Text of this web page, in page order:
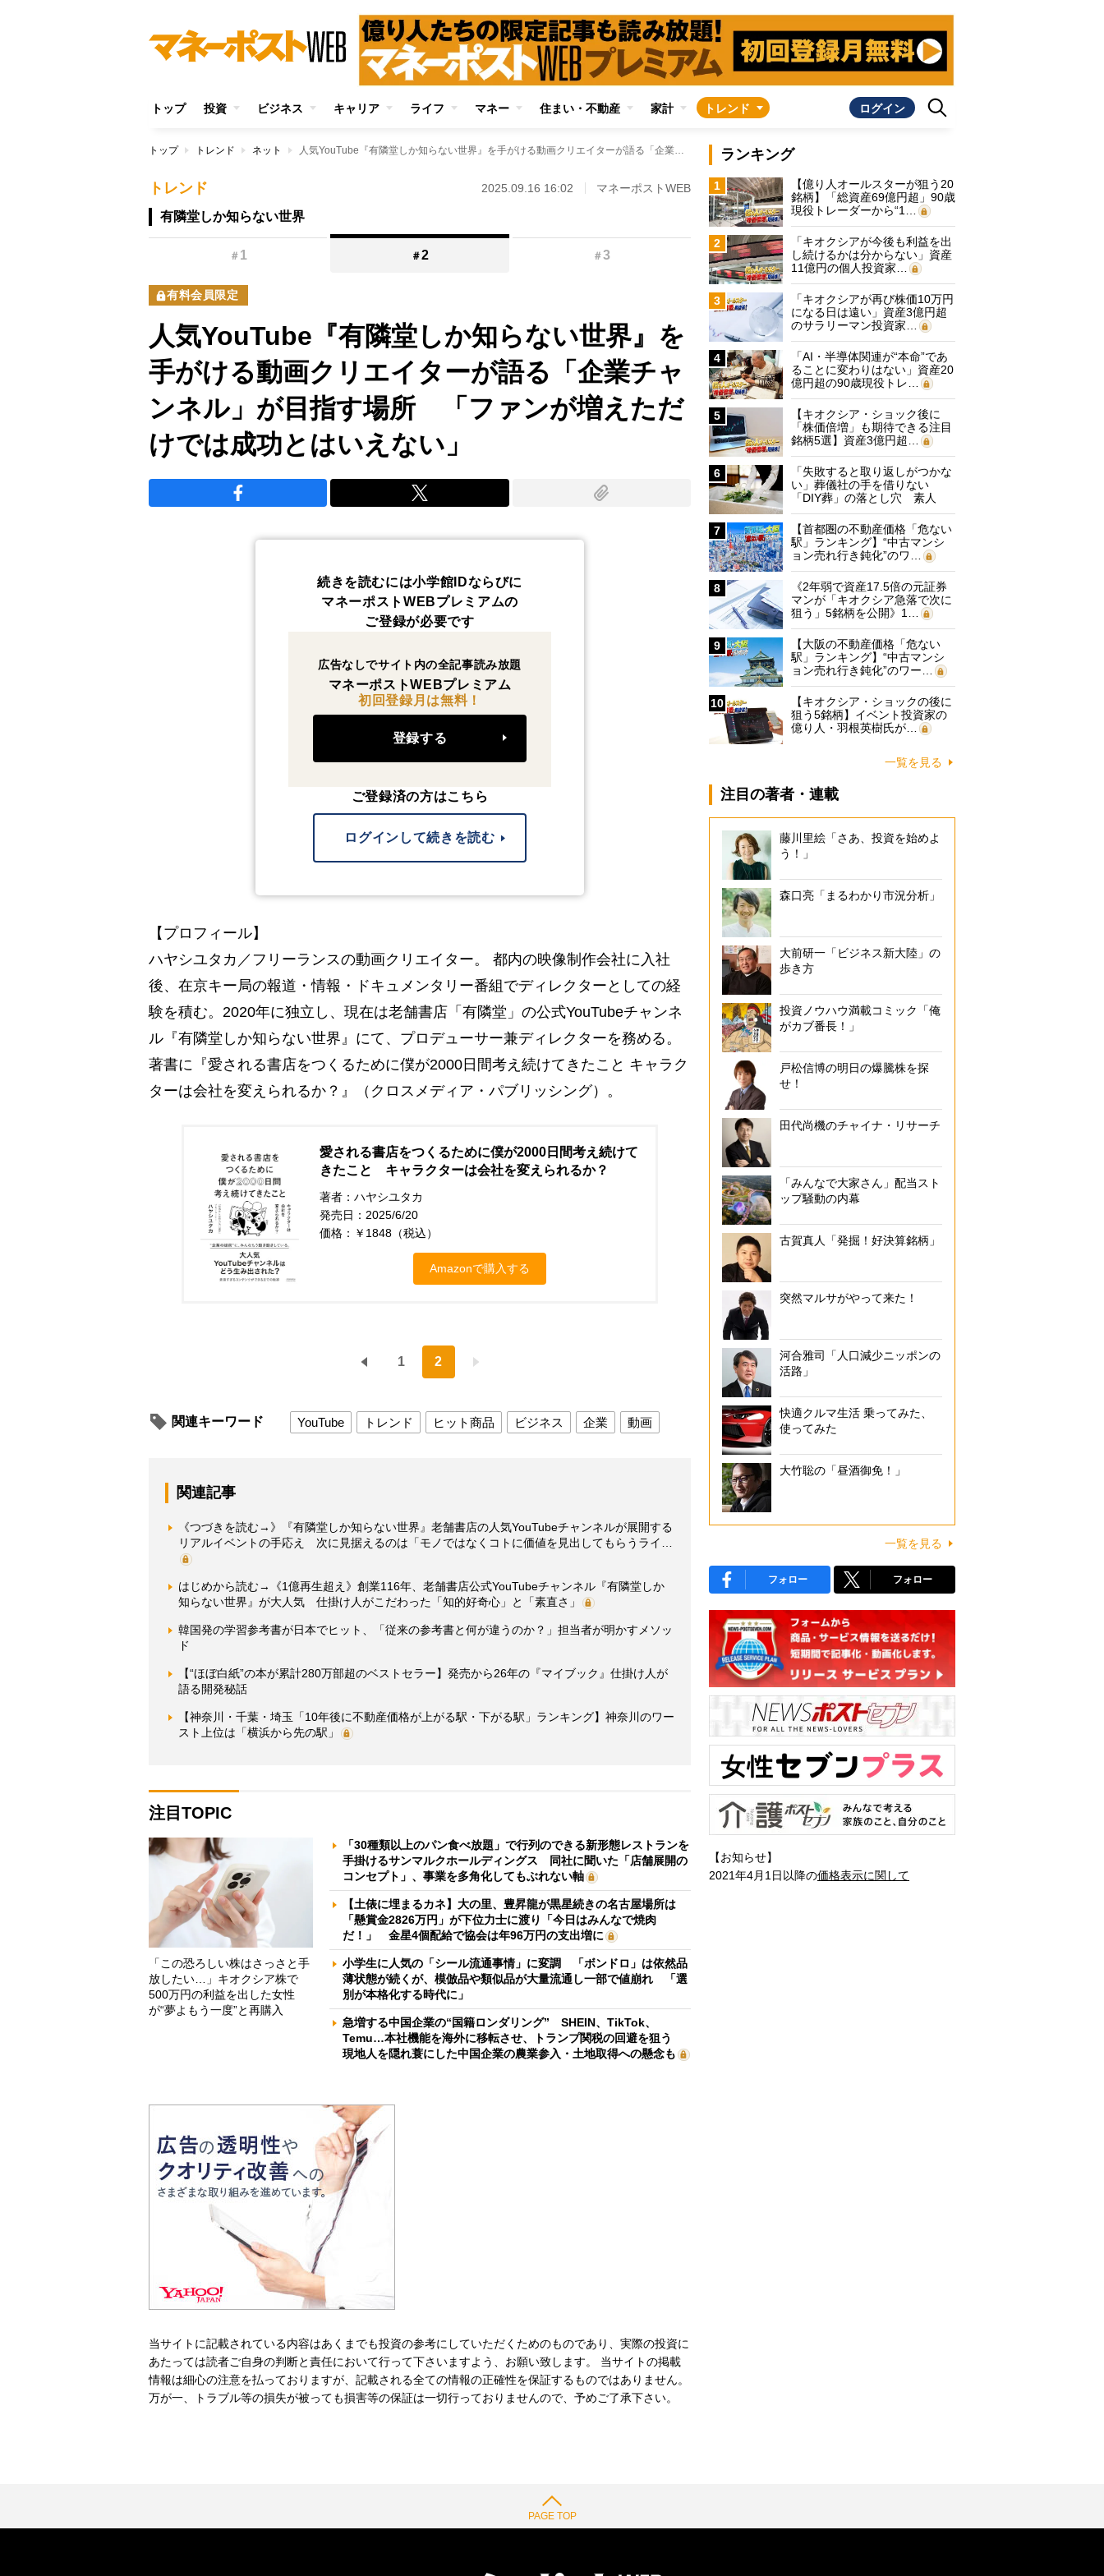
トップ 投資 ビジネス キャリア ライフ マネー 住まい・不動産 家計 トレンド ログイン
トップ トレンド ネット 人気YouTube『有隣堂しか知らない世界』を手がける動画クリエイターが語る「企業チャンネル」が目指す場所 「ファンが増えただけでは成功とはいえない」
トレンド 2025.09.16 16:02 マネーポストWEB
有隣堂しか知らない世界
＃ 1 ＃2 ＃3
有料会員限定
人気YouTube『有隣堂しか知らない世界』を
手がける動画クリエイターが語る「企業チャ
ンネル」が目指す場所 「ファンが増えただ
けでは成功とはいえない」
続きを読むには小学館IDならびに
マネーポストWEBプレミアムの
ご登録が必要です
広告なしでサイト内の全記事読み放題
マネーポストWEBプレミアム
初回登録月は無料！
登録する
ご登録済の方はこちら
ログインして続きを読む
【プロフィール】
ハヤシユタカ／フリーランスの動画クリエイター。 都内の映像制作会社に入社
後、在京キー局の報道・情報・ドキュメンタリー番組でディレクターとしての経
験を積む。2020年に独立し、現在は老舗書店「有隣堂」の公式YouTubeチャンネ
ル『有隣堂しか知らない世界』にて、プロデューサー兼ディレクターを務める。
著書に『愛される書店をつくるために僕が2000日間考え続けてきたこと キャラク
ターは会社を変えられるか？』（クロスメディア・パブリッシング）。
愛される書店をつくるために僕が2000日間考え続けて
きたこと キャラクターは会社を変えられるか？
著者：ハヤシユタカ
発売日：2025/6/20
価格：￥1848（税込）
Amazonで購入する
1 2
関連キーワード YouTube トレンド ヒット商品 ビジネス 企業 動画
関連記事
《つづきを読む→》『有隣堂しか知らない世界』老舗書店の人気YouTubeチャンネルが展開する
リアルイベントの手応え 次に見据えるのは「モノではなくコトに価値を見出してもらうライ…
はじめから読む→《1億再生超え》創業116年、老舗書店公式YouTubeチャンネル『有隣堂しか
知らない世界』が大人気 仕掛け人がこだわった「知的好奇心」と「素直さ」
韓国発の学習参考書が日本でヒット、「従来の参考書と何が違うのか？」担当者が明かすメソッ
ド
【“ほぼ白紙”の本が累計280万部超のベストセラー】発売から26年の『マイブック』仕掛け人が
語る開発秘話
【神奈川・千葉・埼玉「10年後に不動産価格が上がる駅・下がる駅」ランキング】神奈川のワー
スト上位は「横浜から先の駅」
注目TOPIC
「この恐ろしい株はさっさと手
放したい…」キオクシア株で
500万円の利益を出した女性
が“夢よもう一度”と再購入
「30種類以上のパン食べ放題」で行列のできる新形態レストランを
手掛けるサンマルクホールディングス 同社に聞いた「店舗展開の
コンセプト」、事業を多角化してもぶれない軸
【土俵に埋まるカネ】大の里、豊昇龍が黒星続きの名古屋場所は
「懸賞金2826万円」が下位力士に渡り「今日はみんなで焼肉
だ！」 金星4個配給で協会は年96万円の支出増に
小学生に人気の「シール流通事情」に変調 「ボンドロ」は依然品
薄状態が続くが、模倣品や類似品が大量流通し一部で値崩れ 「選
別が本格化する時代に」
急増する中国企業の“国籍ロンダリング” SHEIN、TikTok、
Temu…本社機能を海外に移転させ、トランプ関税の回避を狙う
現地人を隠れ蓑にした中国企業の農業参入・土地取得への懸念も
当サイトに記載されている内容はあくまでも投資の参考にしていただくためのものであり、実際の投資に
あたっては読者ご自身の判断と責任において行って下さいますよう、お願い致します。 当サイトの掲載
情報は細心の注意を払っておりますが、記載される全ての情報の正確性を保証するものではありません。
万が一、トラブル等の損失が被っても損害等の保証は一切行っておりませんので、予めご了承下さい。
ランキング
1
【億り人オールスターが狙う20
銘柄】「総資産69億円超」90歳
現役トレーダーから“1…
2
「キオクシアが今後も利益を出
し続けるかは分からない」資産
11億円の個人投資家…
3
「キオクシアが再び株価10万円
になる日は遠い」資産3億円超
のサラリーマン投資家…
4
「AI・半導体関連が“本命”であ
ることに変わりはない」資産20
億円超の90歳現役トレ…
5
【キオクシア・ショック後に
「株価倍増」も期待できる注目
銘柄5選】資産3億円超…
6
「失敗すると取り返しがつかな
い」葬儀社の手を借りない
「DIY葬」の落とし穴 素人
に…
7
【首都圏の不動産価格「危ない
駅」ランキング】“中古マンシ
ョン売れ行き鈍化”のワ…
8
《2年弱で資産17.5倍の元証券
マンが「キオクシア急落で次に
狙う」5銘柄を公開》1…
9
【大阪の不動産価格「危ない
駅」ランキング】“中古マンシ
ョン売れ行き鈍化”のワー…
10
【キオクシア・ショックの後に
狙う5銘柄】イベント投資家の
億り人・羽根英樹氏が…
一覧を見る
注目の著者・連載
藤川里絵「さあ、投資を始めよ
う！」
森口亮「まるわかり市況分析」
大前研一「ビジネス新大陸」の
歩き方
投資ノウハウ満載コミック「俺
がカブ番長！」
戸松信博の明日の爆騰株を探
せ！
田代尚機のチャイナ・リサーチ
「みんなで大家さん」配当スト
ップ騒動の内幕
古賀真人「発掘！好決算銘柄」
突然マルサがやって来た！
河合雅司「人口減少ニッポンの
活路」
快適クルマ生活 乗ってみた、
使ってみた
大竹聡の「昼酒御免！」
一覧を見る
フォロー フォロー
【お知らせ】
2021年4月1日以降の価格表示に関して
PAGE TOP